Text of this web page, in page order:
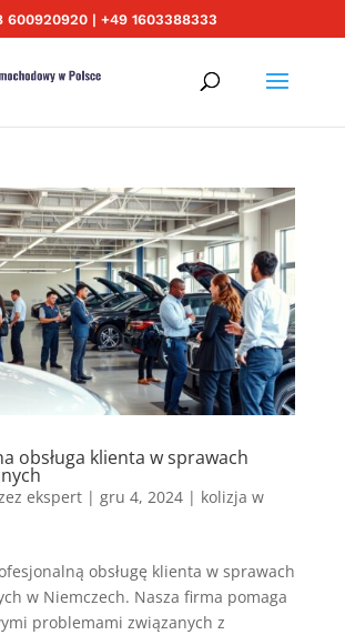
600920920 | +49 1603388333
obsługa klienta w sprawach
ekspert| gru 4, 2024| kolizja w
obsługę klienta w sprawach
w Niemczech. Nasza firma pomaga
problemami związanych z